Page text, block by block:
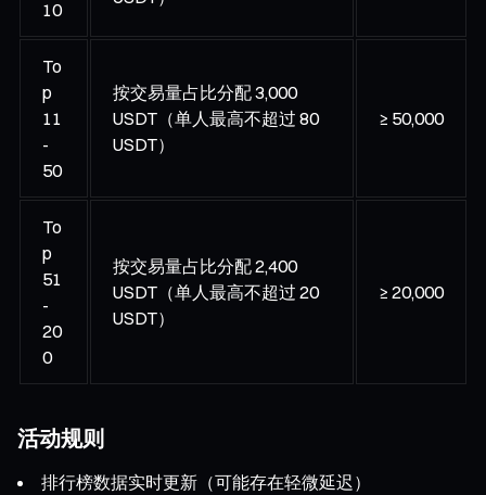
10
To
p
11
-
50
按交易量占比分配 3,000
USDT（单人最高不超过 80
USDT）
≥ 50,000
To
p
51
-
20
0
按交易量占比分配 2,400
USDT（单人最高不超过 20
USDT）
≥ 20,000
活动规则
排行榜数据实时更新（可能存在轻微延迟）